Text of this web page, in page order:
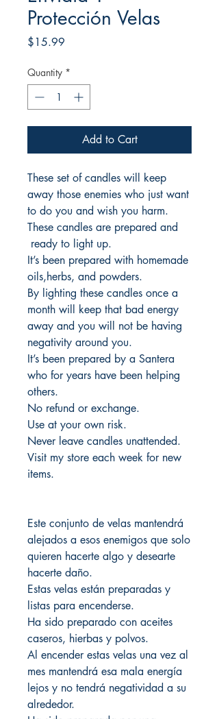
Protección Velas
$15.99
Quantity *
Add to Cart
These set of candles will keep
away those enemies who just want
to do you and wish you harm.
These candles are prepared and
ready to light up.
It’s been prepared with homemade
oils,herbs, and powders.
By lighting these candles once a
month will keep that bad energy
away and you will not be having
negativity around you.
It’s been prepared by a Santera
who for years have been helping
others.
No refund or exchange.
Use at your own risk.
Never leave candles unattended.
Visit my store each week for new
items.
Este conjunto de velas mantendrá
alejados a esos enemigos que solo
quieren hacerte algo y desearte
hacerte daño.
Estas velas están preparadas y
listas para encenderse.
Ha sido preparado con aceites
caseros, hierbas y polvos.
Al encender estas velas una vez al
mes mantendrá esa mala energía
lejos y no tendrá negatividad a su
alrededor.